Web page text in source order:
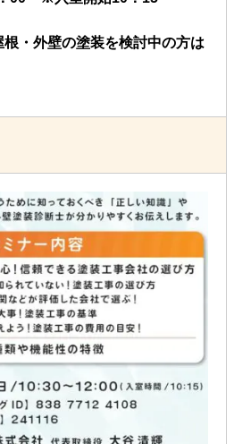
・外壁の塗装を検討中の方は